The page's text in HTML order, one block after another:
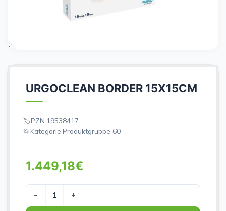
URGOCLEAN BORDER 15X15CM
PZN:19538417
Kategorie:Produktgruppe 60
1.449,18€
URGOCLEAN BORDER 15X15CM Menge